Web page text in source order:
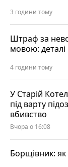
3 години тому
Штраф за
мовою:
4 години тому
У Старій
під варту
вбивство
Вчора о 16:08
Борщівник: як